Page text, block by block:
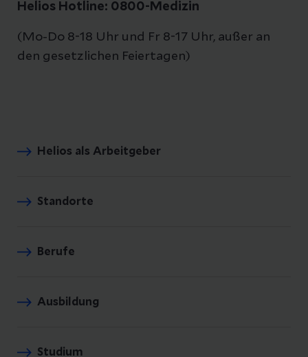
Helios Hotline: 0800-Medizin
(Mo-Do 8-18 Uhr und Fr 8-17 Uhr, außer an
den gesetzlichen Feiertagen)
Helios als Arbeitgeber
Standorte
Berufe
Ausbildung
Studium